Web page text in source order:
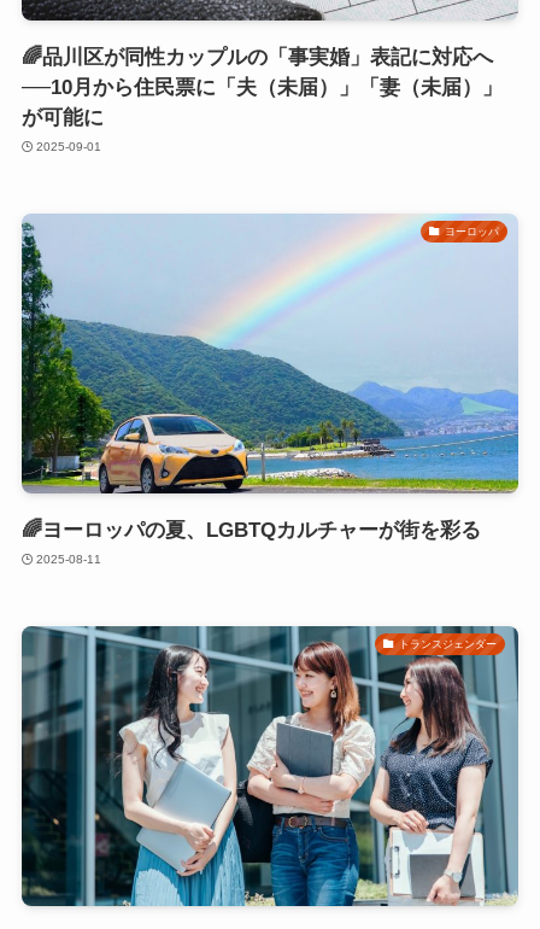
🌈品川区が同性カップルの「事実婚」表記に対応へ
──10月から住民票に「夫（未届）」「妻（未届）」
が可能に
2025-09-01
ヨーロッパ
🌈ヨーロッパの夏、LGBTQカルチャーが街を彩る
2025-08-11
トランスジェンダー